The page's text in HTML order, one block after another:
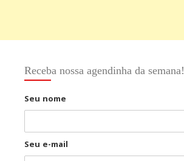
Receba nossa agendinha da semana!
Seu nome
Seu e-mail